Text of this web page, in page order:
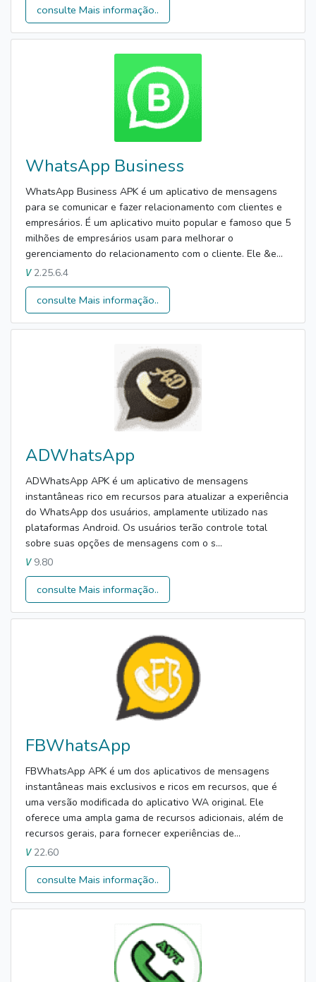
consulte Mais informação..
WhatsApp Business
WhatsApp Business APK é um aplicativo de mensagens
para se comunicar e fazer relacionamento com clientes e
empresários. É um aplicativo muito popular e famoso que 5
milhões de empresários usam para melhorar o
gerenciamento do relacionamento com o cliente. Ele &e...
V2.25.6.4
consulte Mais informação..
ADWhatsApp
ADWhatsApp APK é um aplicativo de mensagens
instantâneas rico em recursos para atualizar a experiência
do WhatsApp dos usuários, amplamente utilizado nas
plataformas Android. Os usuários terão controle total
sobre suas opções de mensagens com o s...
V9.80
consulte Mais informação..
FBWhatsApp
FBWhatsApp APK é um dos aplicativos de mensagens
instantâneas mais exclusivos e ricos em recursos, que é
uma versão modificada do aplicativo WA original. Ele
oferece uma ampla gama de recursos adicionais, além de
recursos gerais, para fornecer experiências de...
V22.60
consulte Mais informação..